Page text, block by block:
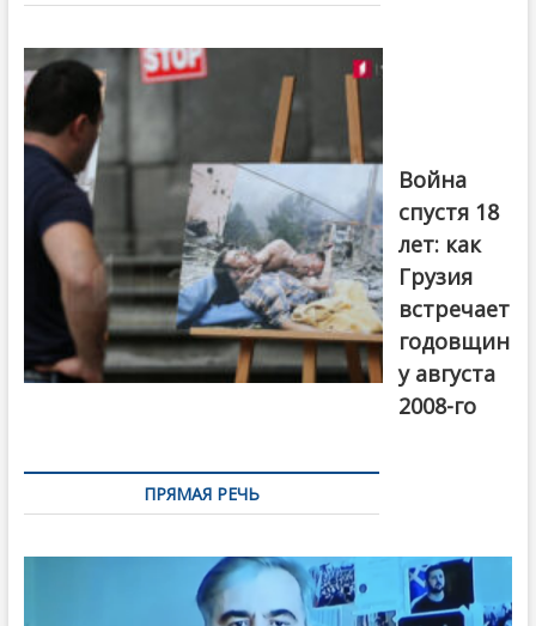
Первый канал
Война
спустя 18
лет: как
Грузия
встречает
годовщин
у августа
2008-го
ПРЯМАЯ РЕЧЬ